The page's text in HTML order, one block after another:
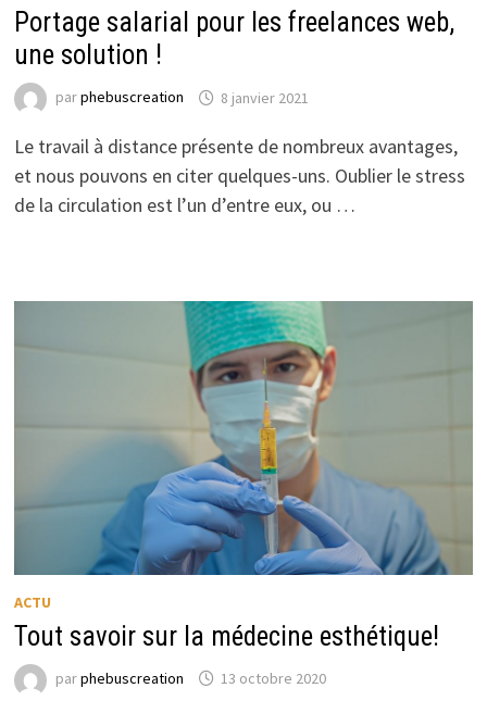
Portage salarial pour les freelances web,
une solution !
parphebuscreation 8 janvier 2021
Le travail à distance présente de nombreux avantages,
et nous pouvons en citer quelques-uns. Oublier le stress
de la circulation est l’un d’entre eux, ou …
ACTU
Tout savoir sur la médecine esthétique!
parphebuscreation 13 octobre 2020